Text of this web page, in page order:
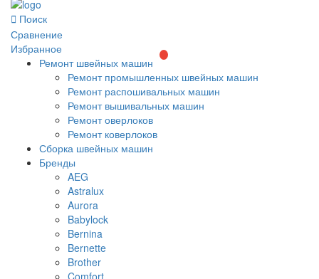
Поиск
Сравнение
Избранное
Ремонт швейных машин
Ремонт промышленных швейных машин
Ремонт распошивальных машин
Ремонт вышивальных машин
Ремонт оверлоков
Ремонт коверлоков
Сборка швейных машин
Бренды
AEG
Astralux
Aurora
Babylock
Bernina
Bernette
Brother
Comfort